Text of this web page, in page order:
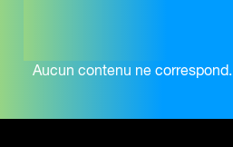
Aucun contenu ne correspond.